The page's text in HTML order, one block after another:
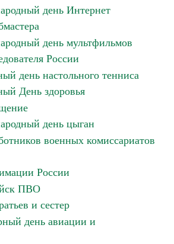
день Интернет
день мультфильмов
России
день настольного тенниса
День здоровья
день цыган
военных комиссариатов
России
ПВО
и сестер
день авиации и